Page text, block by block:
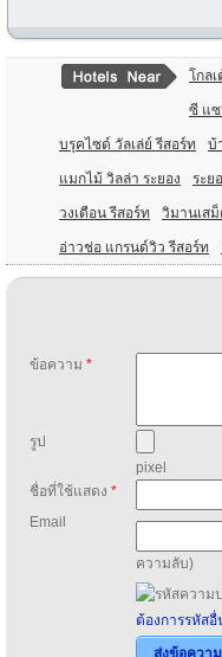
โกล
ซี แซ
บรุคไซด์ วัลเล่ย์ รีสอร์ท บ้
แมกไม้ วิลล่า ระยอง ระย
วงเดือน รีสอร์ท วิมานเส
อ่าวช่อ แกรนด์วิว รีสอร์ท
ข้อความ *
รูป
pixel
ชื่อที่ใช้แสดง *
Email
ความลับ)
ต้องการรหัสอื่
ส่งข้อความ